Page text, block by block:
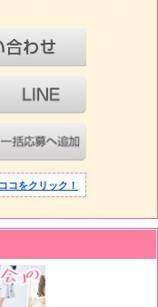
ココをクリック！